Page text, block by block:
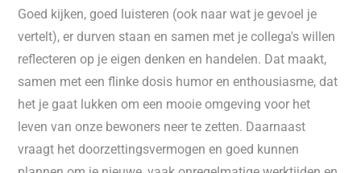
Goed kijken, goed luisteren (ook naar wat je gevoel je
vertelt), er durven staan en samen met je collega's willen
reflecteren op je eigen denken en handelen. Dat maakt,
samen met een flinke dosis humor en enthousiasme, dat
het je gaat lukken om een mooie omgeving voor het
leven van onze bewoners neer te zetten. Daarnaast
vraagt het doorzettingsvermogen en goed kunnen